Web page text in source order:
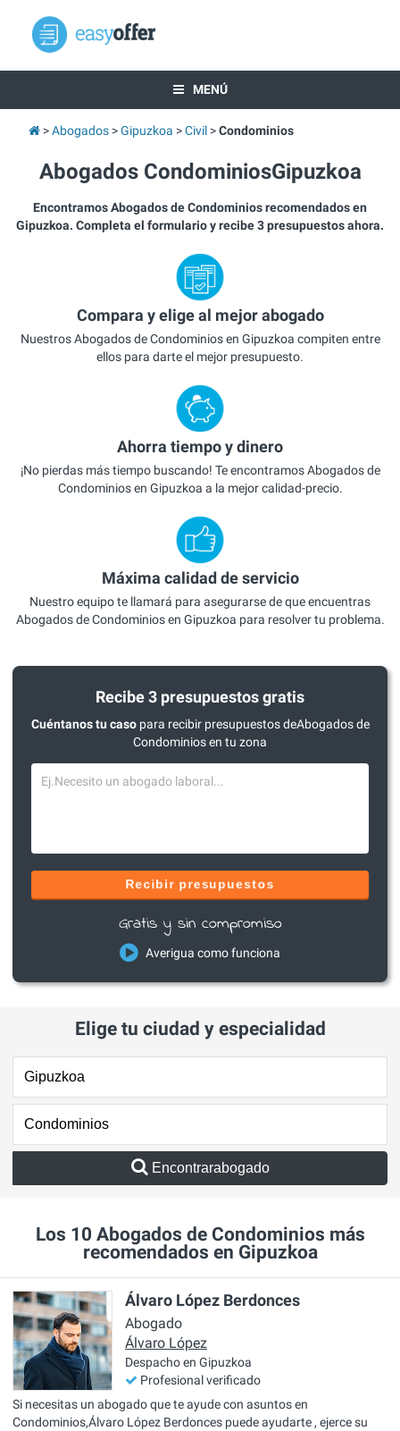
MENÚ
Abogados Gipuzkoa Civil Condominios
Abogados CondominiosGipuzkoa
Encontramos Abogados de Condominios recomendados en
Gipuzkoa. Completa el formulario y recibe 3 presupuestos ahora.
Compara y elige al mejor abogado
Nuestros Abogados de Condominios en Gipuzkoa compiten entre
ellos para darte el mejor presupuesto.
Ahorra tiempo y dinero
¡No pierdas más tiempo buscando! Te encontramos Abogados de
Condominios en Gipuzkoa a la mejor calidad-precio.
Máxima calidad de servicio
Nuestro equipo te llamará para asegurarse de que encuentras
Abogados de Condominios en Gipuzkoa para resolver tu problema.
Recibe 3 presupuestos gratis
Cuéntanos tu casopara recibir presupuestos deAbogados de
Condominios en tu zona
Recibir presupuestos
Gratis y sin compromiso
Averigua como funciona
Elige tu ciudad y especialidad
Encontrarabogado
Los 10 Abogados de Condominios más
recomendados en Gipuzkoa
Álvaro López Berdonces
Abogado
Álvaro López
Despacho en Gipuzkoa
Profesional verificado
Si necesitas un abogado que te ayude con asuntos en
Condominios,Álvaro López Berdonces puede ayudarte , ejerce su